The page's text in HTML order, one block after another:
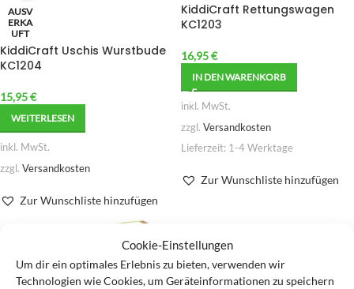
Cookie-Einstellungen
Um dir ein optimales Erlebnis zu bieten, verwenden wir
Technologien wie Cookies, um Geräteinformationen zu speichern
AUSV
ERKA
UFT
KiddiCraft Uschis Wurstbude
KC1204
15,95€
WEITERLESEN
inkl. MwSt.
zzgl. Versandkosten
Zur Wunschliste hinzufügen
KiddiCraft Rettungswagen
KC1203
16,95€
IN DEN WARENKORB
inkl. MwSt.
zzgl. Versandkosten
Lieferzeit: 1-4 Werktage
Zur Wunschliste hinzufügen